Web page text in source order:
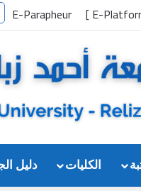
E-Parapheur
الكليات دليل